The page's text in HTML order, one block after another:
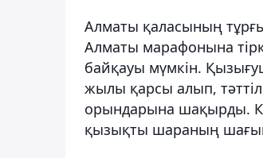
Алматы қаласының
Алматы марафонына
байқауы мүмкін.
жылы қарсы алып,
орындарына шақырды.
қызықты шараның шағын